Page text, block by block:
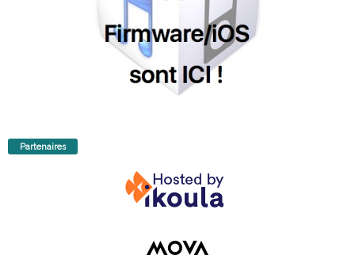
Partenaires